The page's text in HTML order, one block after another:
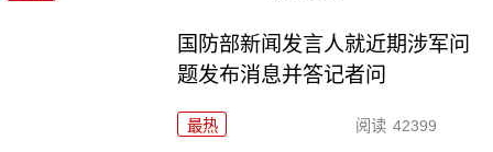
国防部新闻发言人就近期涉军问
题发布消息并答记者问
最热 阅读 42399